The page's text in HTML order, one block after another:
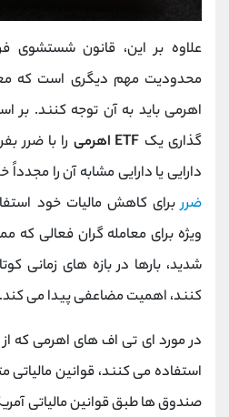
محدودیت مهم دیگری است که
اهرمی باید به آن توجه کنند. بر
گذاری یک ETF اهرمی
دارایی یا دارایی مشابه آن را مجدداً
ضرربرای کاهش مالیات خود
ویژه برای معامله ‌گران فعالی که
شدید، بارها در بازه‌ های زمانی
کنند، اهمیت مضاعفی پیدا می ‌کند.
استفاده می ‌کنند، قوانین